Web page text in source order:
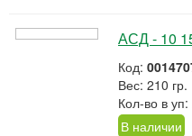
АСД - 10
Код:
Вес: 210 гр.
Кол-во в уп:
В наличии